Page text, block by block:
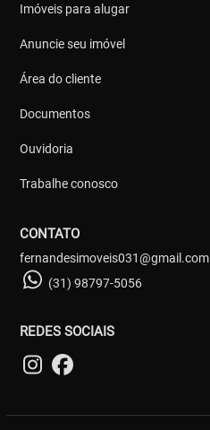
Imóveis para alugar
Anuncie seu imóvel
Área do cliente
Documentos
Ouvidoria
Trabalhe conosco
CONTATO
fernandesimoveis031@gmail.com
(31) 98797-5056
REDES SOCIAIS